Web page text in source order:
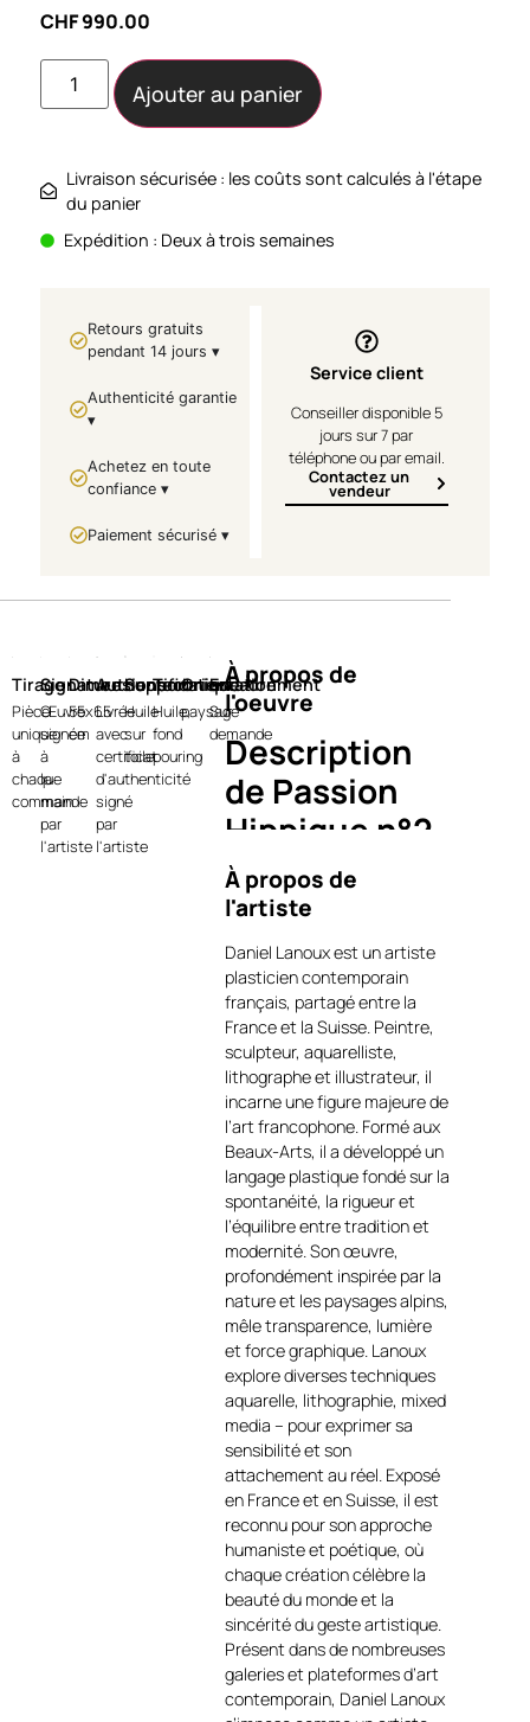
CHF990.00
Ajouter au panier
Livraison sécurisée : les coûts sont calculés à l'étape
du panier
Expédition : Deux à trois semaines
Retours gratuits
pendant 14 jours ▾
Authenticité garantie
▾
Achetez en toute
confiance ▾
Paiement sécurisé ▾
Service client
Conseiller disponible 5
jours sur 7 par
téléphone ou par email.
Contactez un
vendeur
À propos de
l'oeuvre
Description
de Passion
Hippique n°2
AvecPassion Hippique n°2
Daniel Lanoux plonge le
l’intensité des courses
hippiques. Les jockeys, lancés
dans un mouvement
fulgurant, semblent surgir de
la toile, portés par la
puissance des chevaux et
l’énergie du peloton. Le fond
réalisé en techniquepouring
apporte une vibration
particulière à la composition :
les coulées de couleurs
créent une sensation de
vitesse, de tension et de
dépassement.
La palette de Passion
Hippique n°2 est
volontairement expressive :
les rouges, jaunes et verts
des casaques contrastent
avec les bleus profonds de
l’arrière-plan, accentuant la
dramaturgie de la scène. Le
geste pictural, à la fois précis
dans les figures et libre dans
les aplats, illustre
parfaitement le style de
Daniel Lanouxhttps://art-et-
culture.ch/?
82, entre figuration
À propos de
l'artiste
Daniel Lanoux est un artiste
plasticien contemporain
français, partagé entre la
France et la Suisse. Peintre,
sculpteur, aquarelliste,
lithographe et illustrateur, il
incarne une figure majeure de
l’art francophone. Formé aux
Beaux-Arts, il a développé un
langage plastique fondé sur la
spontanéité, la rigueur et
l’équilibre entre tradition et
modernité. Son œuvre,
profondément inspirée par la
nature et les paysages alpins,
mêle transparence, lumière
et force graphique. Lanoux
explore diverses techniques
aquarelle, lithographie, mixed
media – pour exprimer sa
sensibilité et son
attachement au réel. Exposé
en France et en Suisse, il est
reconnu pour son approche
humaniste et poétique, où
chaque création célèbre la
beauté du monde et la
sincérité du geste artistique.
Présent dans de nombreuses
galeries et plateformes d’art
contemporain, Daniel Lanoux
Tirage
Pièce
unique
à
chaque
commande
Signature
Œuvre
signée
à
la
main
par
l'artiste
Dimensions
55x65
cm
Authentification
Livrée
avec
certificat
d'authenticité
signé
par
l'artiste
Support
Huile
sur
toile
Technique
Huile,
fond
pouring
Orientation
paysage
Encadrement
Sur
demande